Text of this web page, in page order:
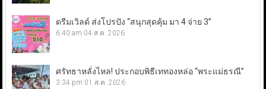
ดรีมเวิลด์ ส่งโปรปัง “สนุกสุดคุ้ม มา 4 จ่าย 3”
6:40 am 04 ส.ค. 2026
ศรัทธาหลั่งไหล! ประกอบพิธีเททองหล่อ “พระแม่ธรณี”
3:34 pm 01 ส.ค. 2026